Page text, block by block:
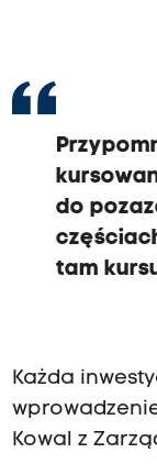
do
tam
Każda
Kowal z